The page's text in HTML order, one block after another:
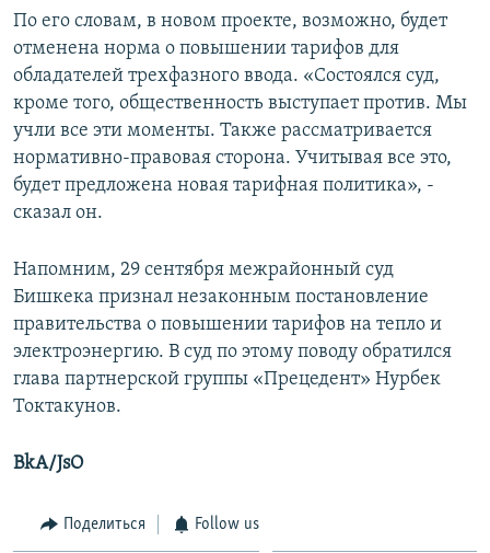
По его словам, в новом проекте, возможно, будет
отменена норма о повышении тарифов для
обладателей трехфазного ввода. «Состоялся суд,
кроме того, общественность выступает против. Мы
учли все эти моменты. Также рассматривается
нормативно-правовая сторона. Учитывая все это,
будет предложена новая тарифная политика», -
сказал он.
Напомним, 29 сентября межрайонный суд
Бишкека признал незаконным постановление
правительства о повышении тарифов на тепло и
электроэнергию. В суд по этому поводу обратился
глава партнерской группы «Прецедент» Нурбек
Токтакунов.
BkA/JsO
Поделиться Follow us